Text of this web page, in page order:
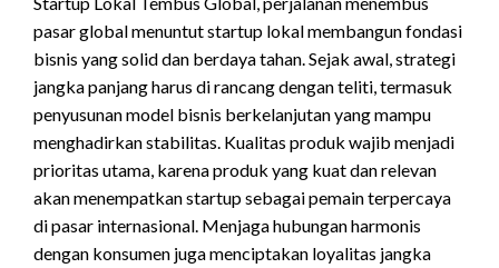
pasar global menuntut startup lokal membangun fondasi
bisnis yang solid dan berdaya tahan. Sejak awal, strategi
jangka panjang harus di rancang dengan teliti, termasuk
penyusunan model bisnis berkelanjutan yang mampu
menghadirkan stabilitas. Kualitas produk wajib menjadi
prioritas utama, karena produk yang kuat dan relevan
akan menempatkan startup sebagai pemain terpercaya
di pasar internasional. Menjaga hubungan harmonis
dengan konsumen juga menciptakan loyalitas jangka